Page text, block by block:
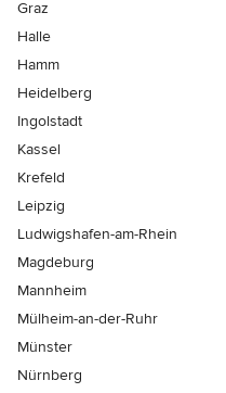
Graz
Halle
Hamm
Heidelberg
Ingolstadt
Kassel
Krefeld
Leipzig
Ludwigshafen-am-Rhein
Magdeburg
Mannheim
Mülheim-an-der-Ruhr
Münster
Nürnberg